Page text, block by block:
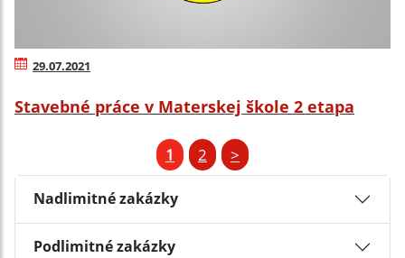
29.07.2021
Stavebné práce v Materskej škole 2 etapa
1 2 >
Nadlimitné zakázky
Podlimitné zakázky